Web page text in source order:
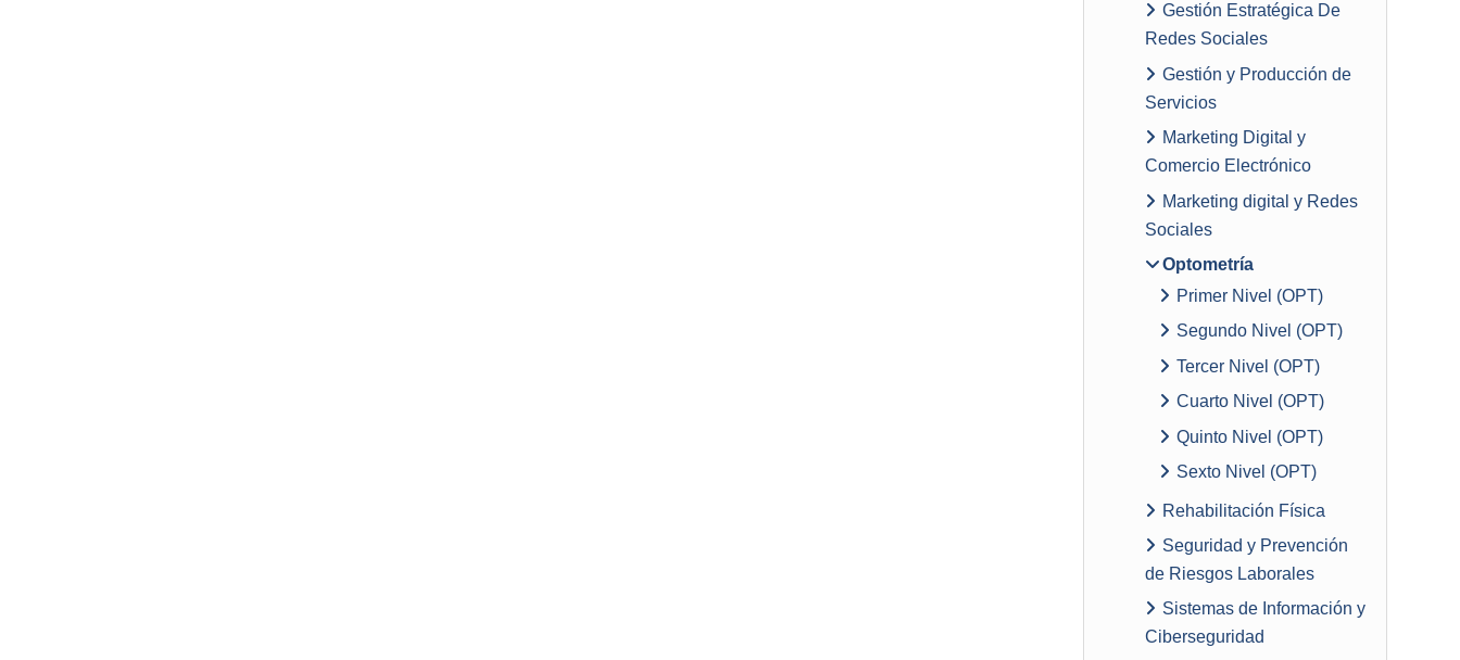
Gestión Estratégica De
Redes Sociales
Gestión y Producción de
Servicios
Marketing Digital y
Comercio Electrónico
Marketing digital y Redes
Sociales
Optometría
Primer Nivel (OPT)
Segundo Nivel (OPT)
Tercer Nivel (OPT)
Cuarto Nivel (OPT)
Quinto Nivel (OPT)
Sexto Nivel (OPT)
Rehabilitación Física
Seguridad y Prevención
de Riesgos Laborales
Sistemas de Información y
Ciberseguridad